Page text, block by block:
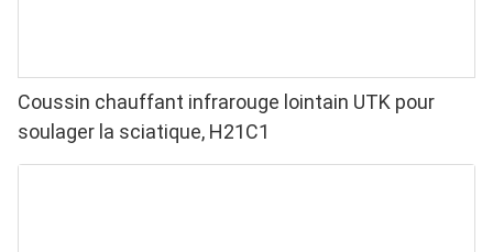
Coussin chauffant infrarouge lointain UTK pour
soulager la sciatique, H21C1